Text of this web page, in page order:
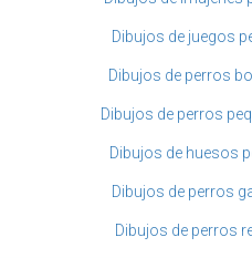
Dibujos de juegos
Dibujos de perros
Dibujos de perros
Dibujos de huesos
Dibujos de perros
Dibujos de perros